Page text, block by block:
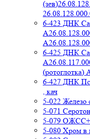
6-423 ДНК
6-425 ДНК
(ротоглотка)
6-427 ДНК
, кач
5-022 Железо
5-071
5-079 ОЖСС+
5-080 Хром в